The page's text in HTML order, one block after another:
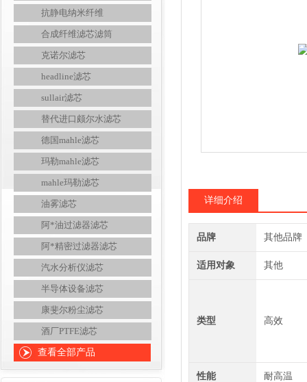
抗静电纳米纤维
合成纤维滤芯滤筒
克诺尔滤芯
headline滤芯
sullair滤芯
替代进口颇尔水滤芯
德国mahle滤芯
玛勒mahle滤芯
mahle玛勒滤芯
油雾滤芯
阿*油过滤器滤芯
阿*精密过滤器滤芯
汽水分析仪滤芯
半导体设备滤芯
康斐尔粉尘滤芯
酒厂PTFE滤芯
查看全部产品
详细介绍
品牌 其他品牌
适用对象 其他
类型 高效
性能 耐高温